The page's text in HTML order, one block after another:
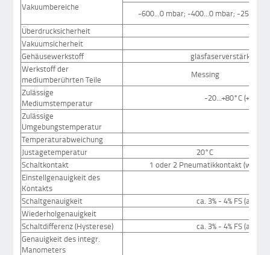
Vakuumbereiche
-600...0 mbar; -400...0 mbar; -250...0
Überdrucksicherheit
Vakuumsicherheit
Gehäusewerkstoff
glasfaserverstärktes
Werkstoff der
mediumberührten Teile
Messing
Zulässige
Mediumstemperatur
-20...+80°C
Zulässige
Umgebungstemperatur
Temperaturabweichung
Justagetemperatur
20°C
Schaltkontakt
1 oder 2 Pneumatikkontakt
Einstellgenauigkeit des
Kontakts
Schaltgenauigkeit
ca. 3% - 4% FS
Wiederholgenauigkeit
Schaltdifferenz (Hysterese)
ca. 3% - 4% FS
Genauigkeit des integr.
Manometers